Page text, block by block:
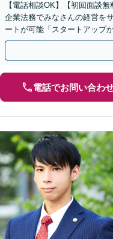
【電話相談OK】【初回面談
企業法務でみなさんの経営を
ートが可能「スタートアップ
ほか幅広く【横浜駅3分】
電話でお問い合わ